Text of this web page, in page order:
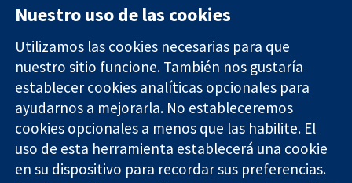
Evidencia fiable.
Decisiones
informadas.
Mejor salud.
11-13 Cavendish
Square
Londres
W1G 0AN
Reino Unido
Contacto
Noticias
Prensa
Sobre
nosotros
Empleo
Cochrane
Nuestro uso de las cookies
Utilizamos las cookies necesarias para que
nuestro sitio funcione. También nos gustaría
establecer cookies analíticas opcionales para
ayudarnos a mejorarla. No estableceremos
cookies opcionales a menos que las habilite. El
uso de esta herramienta establecerá una cookie
en su dispositivo para recordar sus preferencias.